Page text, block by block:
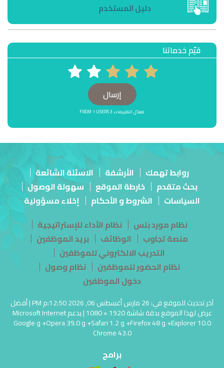
دليل المستخدم
قيّم خدماتنا
5 STARS
4 STARS
3 STARS2 STARS
1 STARS
معدّل التقييمات: 3 FROM 1 USERS
روابط تهمك الأرشفة
الاسئلة الشائعة
بحث متقدم
خارطة الموقع
سهولة الوصول
السياسات
الشروط و الأحكام
إخلاء مسؤولية
نظام مورد بلس
نظام الأداء للإستراتيجية
منصة تجاوب
الوظائف
بريد الموظفين
التدريب الالكتروني للموظفين
نظام الحضور للموظفين
نظام وصول
دخول الموظفين
آخر تحديث للموقع في: 26 مارس أغسطس 06, 2026 12:50:م PM | أفضل
عرض لهذا الموقع بدقة شاشة 1920 × 1080 | يدعم Microsoft Internet
Explorer 10.0+ و Firefox 48+ و Safari 1.2+ و Opera 39.0+ و Google
Chrome 43.0
برامج